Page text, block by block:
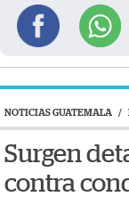
NOTICIAS GUATEMALA /
Surgen
contra